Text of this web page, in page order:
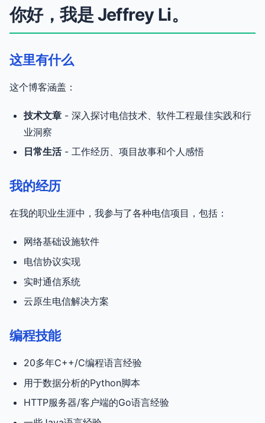
你好，我是 Jeffrey Li。
这里有什么
这个博客涵盖：
技术文章 - 深入探讨电信技术、软件工程最佳实践和行
业洞察
日常生活- 工作经历、项目故事和个人感悟
我的经历
在我的职业生涯中，我参与了各种电信项目，包括：
网络基础设施软件
电信协议实现
实时通信系统
云原生电信解决方案
编程技能
20多年C++/C编程语言经验
用于数据分析的Python脚本
HTTP服务器/客户端的Go语言经验